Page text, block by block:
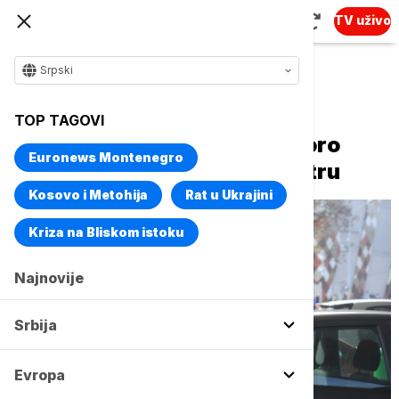
TV uživo
Srpski
TOP TAGOVI
Euronews Montenegro
Kosovo i Metohija Rat u Ukrajini
Kriza na Bliskom istoku
Najnovije
Srbija
Evropa
Heute: Gorivo u Austriji uskoro
može da ode i na 3 evra po litru